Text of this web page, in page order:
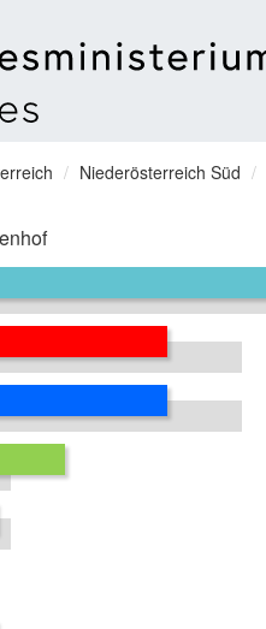
Niederösterreich Süd